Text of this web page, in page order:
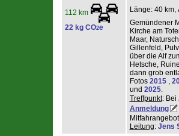
112 km
22 kg CO2e
Länge: 40 km,
Gemündener
Kirche am
Maar,
Gillenfeld,
über die Alf
Hetsche,
dann grob
Fotos 2015 ,
und 2025.
Treffpunkt: Bei
Anmeldung
Leitung: Jens